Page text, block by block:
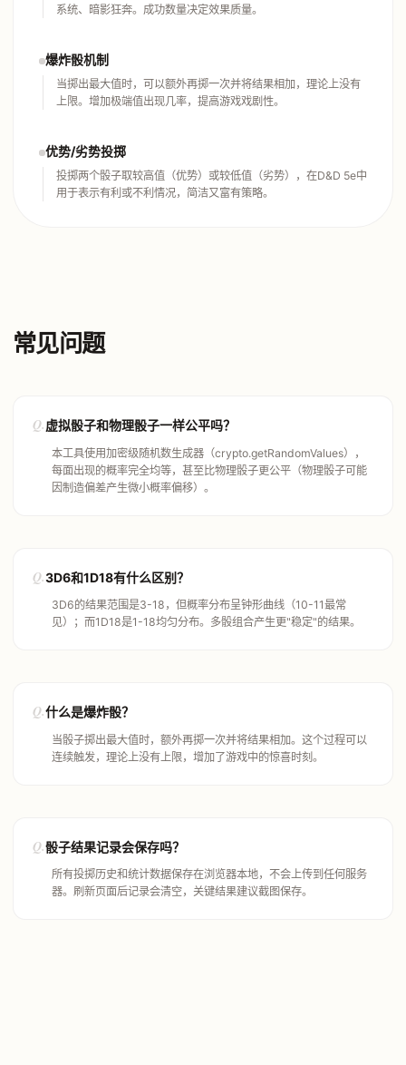
系统、暗影狂奔。成功数量决定效果质量。
爆炸骰机制
当掷出最大值时，可以额外再掷一次并将结果相加，理论上没有
上限。增加极端值出现几率，提高游戏戏剧性。
优势/劣势投掷
投掷两个骰子取较高值（优势）或较低值（劣势），在D&D 5e中
用于表示有利或不利情况，简洁又富有策略。
常见问题
Q.虚拟骰子和物理骰子一样公平吗？
本工具使用加密级随机数生成器（crypto.getRandomValues），
每面出现的概率完全均等，甚至比物理骰子更公平（物理骰子可能
因制造偏差产生微小概率偏移）。
Q.3D6和1D18有什么区别？
3D6的结果范围是3-18，但概率分布呈钟形曲线（10-11最常
见）；而1D18是1-18均匀分布。多骰组合产生更"稳定"的结果。
Q.什么是爆炸骰？
当骰子掷出最大值时，额外再掷一次并将结果相加。这个过程可以
连续触发，理论上没有上限，增加了游戏中的惊喜时刻。
Q.骰子结果记录会保存吗？
所有投掷历史和统计数据保存在浏览器本地，不会上传到任何服务
器。刷新页面后记录会清空，关键结果建议截图保存。